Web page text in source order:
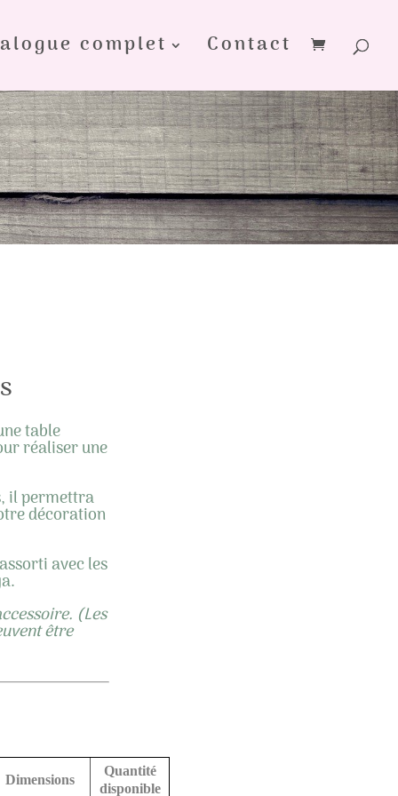
complet Contact
table
réaliser une
il permettra
décoration
avec les
(Les
être
Dimensions
Quantité
disponible